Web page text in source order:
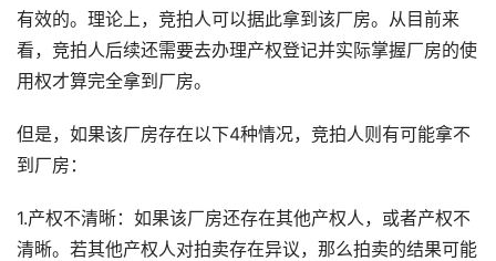
有效的。理论上，竞拍人可以据此拿到该厂房。从目前来
看，竞拍人后续还需要去办理产权登记并实际掌握厂房的使
用权才算完全拿到厂房。
但是，如果该厂房存在以下4种情况，竞拍人则有可能拿不
到厂房：
1.产权不清晰：如果该厂房还存在其他产权人，或者产权不
清晰。若其他产权人对拍卖存在异议，那么拍卖的结果可能